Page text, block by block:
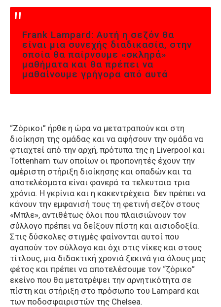
Frank Lampard: Αυτή η σεζόν θα
είναι μια συνεχής διαδικασία, στην
οποία θα παίρνουμε «σκληρά»
μαθήματα και θα πρέπει να
μαθαίνουμε γρήγορα από αυτά
“Ζόρικοι” ήρθε η ώρα να μετατραπούν και στη
διοίκηση της ομάδας και να αφήσουν την ομάδα να
φτιαχτεί από την αρχή, πρότυπα της η Liverpool και
Tottenham των οποίων οι προπονητές έχουν την
αμέριστη στήριξη διοίκησης και οπαδών και τα
αποτελέσματα είναι φανερά τα τελευταια τρια
χρόνια. Η γκρίνια και η κακεντρέχεια δεν πρέπει να
κάνουν την εμφανισή τους τη φετινή σεζόν στους
«Μπλε», αντιθέτως όλοι που πλαισιώνουν τον
σύλλογο πρέπει να δείξουν πίστη και αισιοδοξία.
Στις δύσκολες στιγμές φαίνονται αυτοί που
αγαπούν τον σύλλογο και όχι στις νίκες και στους
τίτλους, μια διδακτική χρονιά ξεκινά για όλους μας
φέτος και πρέπει να αποτελέσουμε τον “ζόρικο”
εκείνο που θα μετατρέψει την αρνητικότητα σε
πίστη και στήριξη στο πρόσωπο του Lampard και
των ποδοσφαιριστών της Chelsea.